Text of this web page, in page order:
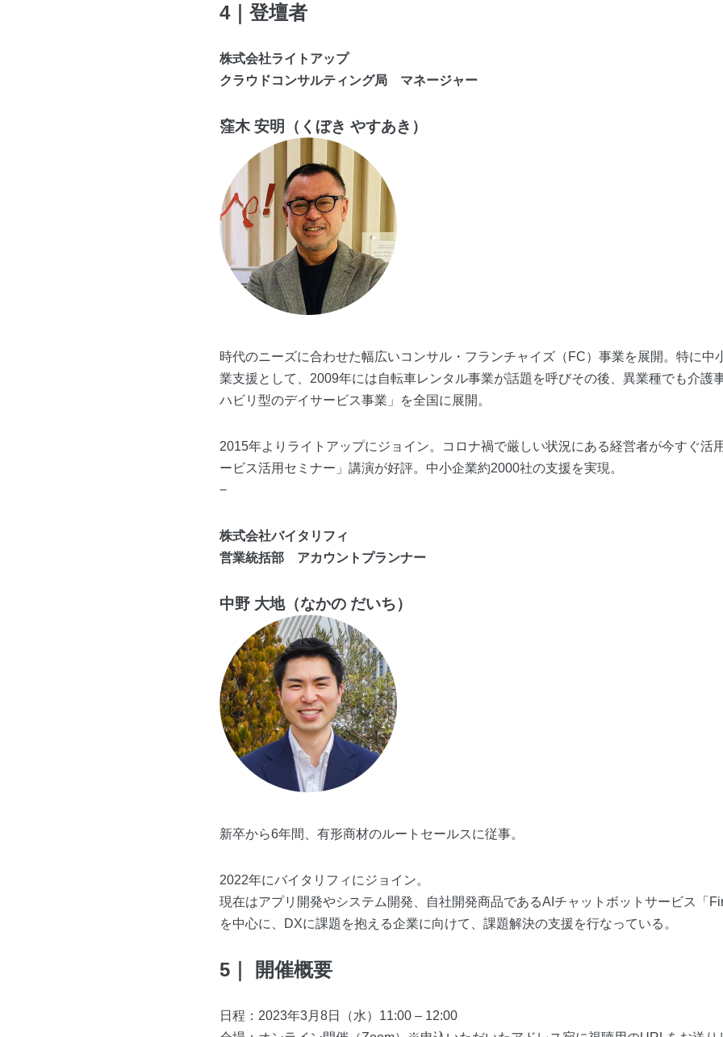
4｜登壇者
株式会社ライトアップ
クラウドコンサルティング局 マネージャー
窪木 安明（くぼき やすあき）
時代のニーズに合わせた幅広いコンサル・フランチャイズ（FC）事業を展開。特に中
業支援として、2009年には自転車レンタル事業が話題を呼びその後、異業種でも介護
ハビリ型のデイサービス事業」を全国に展開。
2015年よりライトアップにジョイン。コロナ禍で厳しい状況にある経営者が今すぐ活
ービス活用セミナー」講演が好評。中小企業約2000社の支援を実現。
−
株式会社バイタリフィ
営業統括部 アカウントプランナー
中野 大地（なかの だいち）
新卒から6年間、有形商材のルートセールスに従事。
2022年にバイタリフィにジョイン。
現在はアプリ開発やシステム開発、自社開発商品であるAIチャットボットサービス「
を中心に、DXに課題を抱える企業に向けて、課題解決の支援を行なっている。
5｜ 開催概要
日程：2023年3月8日（水）11:00 – 12:00